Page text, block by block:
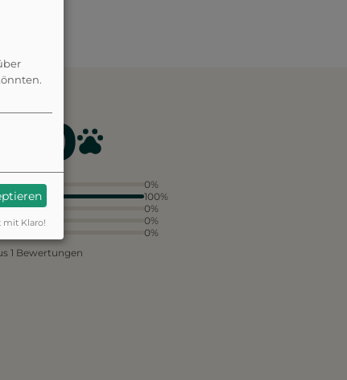
0%
100%
0%
0%
0%
1 Bewertungen
mit Klaro!